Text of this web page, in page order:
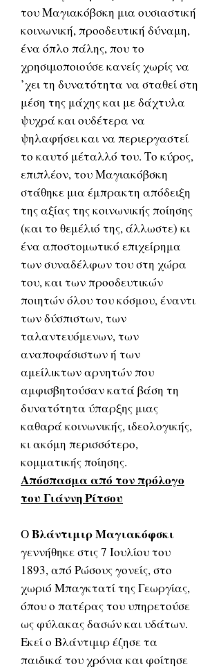
του Mαγιακόβσκη μια ουσιαστική
κοινωνική, προοδευτική δύναμη,
ένα όπλο πάλης, που το
χρησιμοποιούσε κανείς χωρίς να
’χει τη δυνατότητα να σταθεί στη
μέση της μάχης και με δάχτυλα
ψυχρά και ουδέτερα να
ψηλαφήσει και να περιεργαστεί
το καυτό μέταλλό του. Tο κύρος,
επιπλέον, του Mαγιακόβσκη
στάθηκε μια έμπρακτη απόδειξη
της αξίας της κοινωνικής ποίησης
(και το θεμέλιό της, άλλωστε) κι
ένα αποστομωτικό επιχείρημα
των συναδέλφων του στη χώρα
του, και των προοδευτικών
ποιητών όλου του κόσμου, έναντι
των δύσπιστων, των
ταλαντευόμενων, των
αναποφάσιστων ή των
αμείλικτων αρνητών που
αμφισβητούσαν κατά βάση τη
δυνατότητα ύπαρξης μιας
καθαρά κοινωνικής, ιδεολογικής,
κι ακόμη περισσότερο,
κομματικής ποίησης.
Απόσπασμα από τον πρόλογο
του Γιάννη Ρίτσου
ΟΒλάντιμιρ Μαγιακόφσκι
γεννήθηκε στις 7 Ιουλίου του
1893, από Ρώσους γονείς, στο
χωριό Μπαγκτατί της Γεωργίας,
όπου ο πατέρας του υπηρετούσε
ως φύλακας δασών και υδάτων.
Εκεί ο Βλάντιμιρ έζησε τα
παιδικά του χρόνια και φοίτησε